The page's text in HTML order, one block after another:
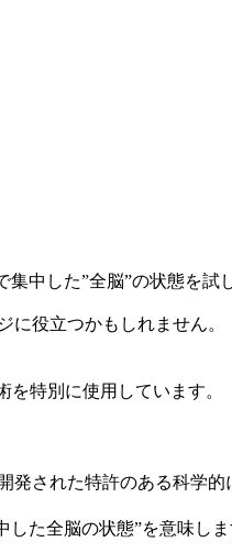
集中した”全脳”の状態を試
役立つかもしれません。
を特別に使用しています。
発された特許のある科学
た全脳の状態”を意味しま